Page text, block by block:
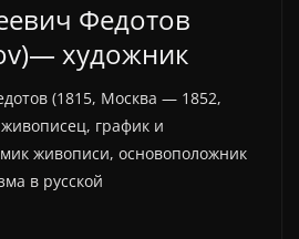
Федотов
художник
(1815, Москва — 1852,
график и
живописи, основоположник
в русской